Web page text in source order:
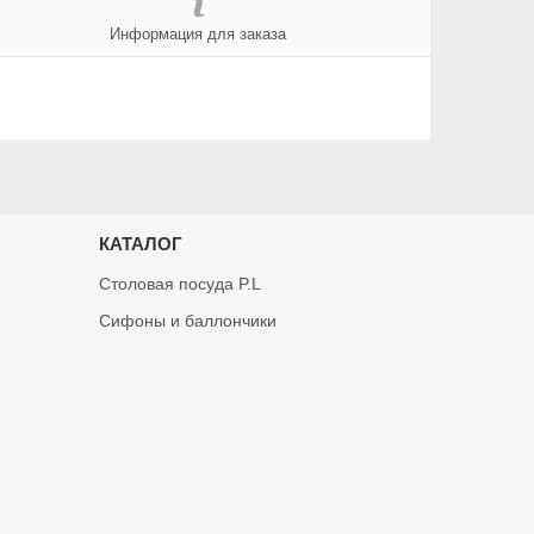
Информация для заказа
КАТАЛОГ
Столовая посуда P.L
Сифоны и баллончики